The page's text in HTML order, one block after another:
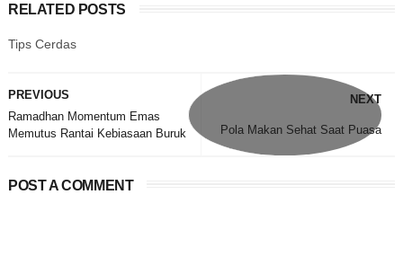
RELATED POSTS
Tips Cerdas
NEXT
Pola Makan Sehat Saat Puasa
PREVIOUS
Ramadhan Momentum Emas
Memutus Rantai Kebiasaan Buruk
POST A COMMENT